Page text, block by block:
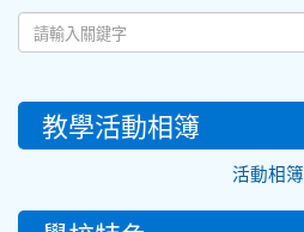
教學活動相簿
活動相簿